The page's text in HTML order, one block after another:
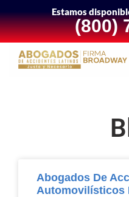
Estamos
(800)
Abogados De
Automovilísticos